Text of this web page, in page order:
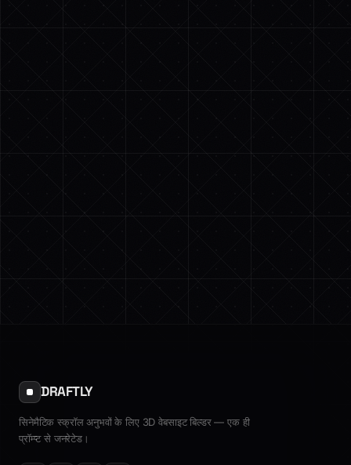
DRAFTLY
सिनेमैटिक स्क्रॉल अनुभवों के लिए 3D वेबसाइट बिल्डर — एक ही
प्रॉम्प्ट से जनरेटेड।